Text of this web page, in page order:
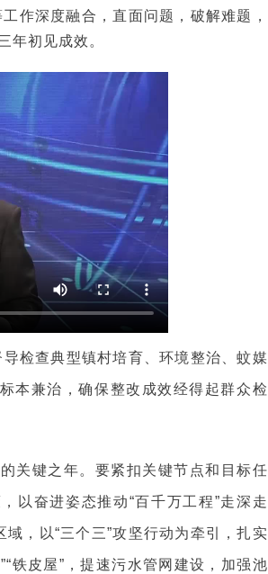
作深度融合，直面问题，破解难题，
年初见成效。
检查典型镇村培育、环境整治、蚊媒
本兼治，确保整改成效经得起群众检
关键之年。要紧扣关键节点和目标任
以奋进姿态推动“百千万工程”走深走
，以“三个三”攻坚行动为牵引，扎实
铁皮屋”，提速污水管网建设，加强池